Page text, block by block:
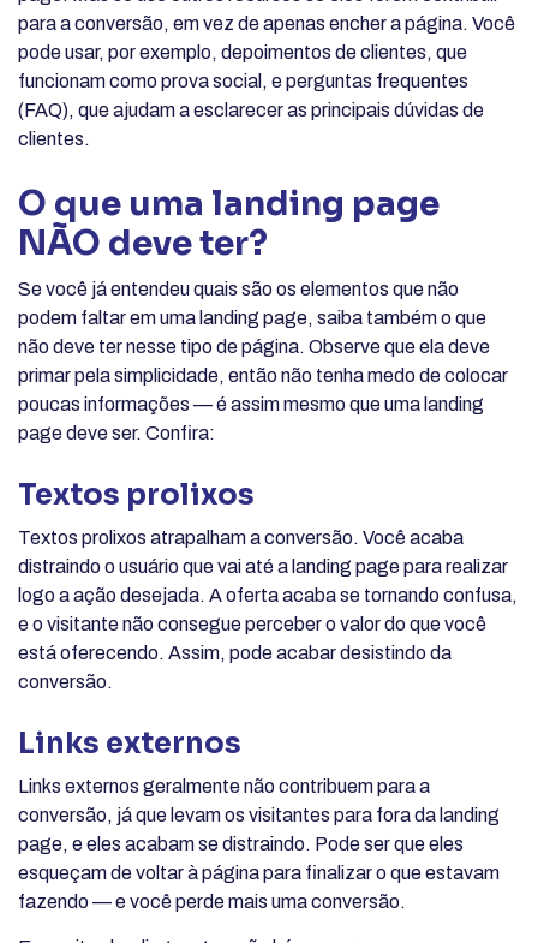
para a conversão, em vez de apenas encher a página. Você
pode usar, por exemplo, depoimentos de clientes, que
funcionam como prova social, e perguntas frequentes
(FAQ), que ajudam a esclarecer as principais dúvidas de
clientes.
O que uma landing page
NÃO deve ter?
Se você já entendeu quais são os elementos que não
podem faltar em uma landing page, saiba também o que
não deve ter nesse tipo de página. Observe que ela deve
primar pela simplicidade, então não tenha medo de colocar
poucas informações — é assim mesmo que uma landing
page deve ser. Confira:
Textos prolixos
Textos prolixos atrapalham a conversão. Você acaba
distraindo o usuário que vai até a landing page para realizar
logo a ação desejada. A oferta acaba se tornando confusa,
e o visitante não consegue perceber o valor do que você
está oferecendo. Assim, pode acabar desistindo da
conversão.
Links externos
Links externos geralmente não contribuem para a
conversão, já que levam os visitantes para fora da landing
page, e eles acabam se distraindo. Pode ser que eles
esqueçam de voltar à página para finalizar o que estavam
fazendo — e você perde mais uma conversão.